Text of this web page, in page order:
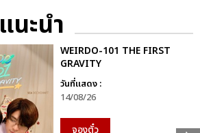
แนะนำ
WEIRDO-101 THE FIRST
GRAVITY
วันที่แสดง :
14/08/26
จองตั๋ว